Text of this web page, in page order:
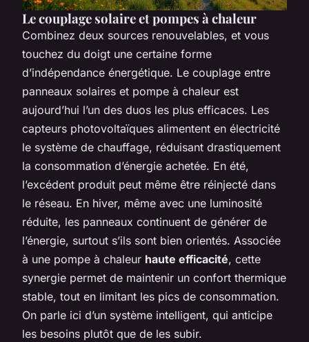
Le couplage solaire et pompes à chaleur
Combinez deux sources renouvelables, et vous
touchez du doigt une certaine forme
d’indépendance énergétique. Le couplage entre
panneaux solaires et pompe à chaleur est
aujourd’hui l’un des duos les plus efficaces. Les
capteurs photovoltaïques alimentent en électricité
le système de chauffage, réduisant drastiquement
la consommation d’énergie achetée. En été,
l’excédent produit peut même être réinjecté dans
le réseau. En hiver, même avec une luminosité
réduite, les panneaux continuent de générer de
l’énergie, surtout s’ils sont bien orientés. Associée
à une pompe à chaleur haute efficacité, cette
synergie permet de maintenir un confort thermique
stable, tout en limitant les pics de consommation.
On parle ici d’un système intelligent, qui anticipe
les besoins plutôt que de les subir.